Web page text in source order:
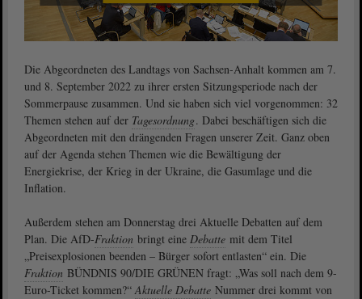
Die Abgeordneten des Landtags von Sachsen-Anhalt kommen am 7.
und 8. September 2022 zu ihrer ersten Sitzungsperiode nach der
Sommerpause zusammen. Und sie haben sich viel vorgenommen: 32
Themen stehen auf der Tagesordnung. Dabei beschäftigen sich die
Abgeordneten mit den drängenden Fragen unserer Zeit. Ganz oben
auf der Agenda stehen Themen wie die Bewältigung der
Energiekrise, der Krieg in der Ukraine, die Gasumlage und die
Inflation.
Außerdem stehen am Donnerstag drei Aktuelle Debatten auf dem
Plan. Die AfD-Fraktion bringt eine Debatte mit dem Titel
„Preisexplosionen beenden – Bürger sofort entlasten“ ein. Die
Fraktion BÜNDNIS 90/DIE GRÜNEN fragt: „Was soll nach dem 9-
Euro-Ticket kommen?“Aktuelle Debatte Nummer drei kommt von